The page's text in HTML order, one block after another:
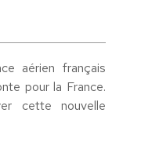
aérien français
pour la France.
cette nouvelle